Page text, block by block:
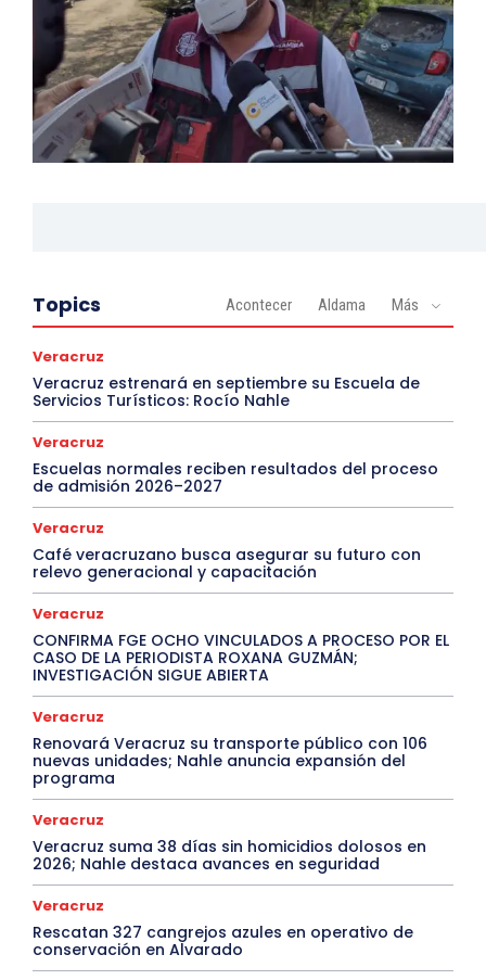
Topics Acontecer Aldama Más
Veracruz
Veracruz estrenará en septiembre su Escuela de
Servicios Turísticos: Rocío Nahle
Veracruz
Escuelas normales reciben resultados del proceso
de admisión 2026–2027
Veracruz
Café veracruzano busca asegurar su futuro con
relevo generacional y capacitación
Veracruz
CONFIRMA FGE OCHO VINCULADOS A PROCESO POR EL
CASO DE LA PERIODISTA ROXANA GUZMÁN;
INVESTIGACIÓN SIGUE ABIERTA
Veracruz
Renovará Veracruz su transporte público con 106
nuevas unidades; Nahle anuncia expansión del
programa
Veracruz
Veracruz suma 38 días sin homicidios dolosos en
2026; Nahle destaca avances en seguridad
Veracruz
Rescatan 327 cangrejos azules en operativo de
conservación en Alvarado